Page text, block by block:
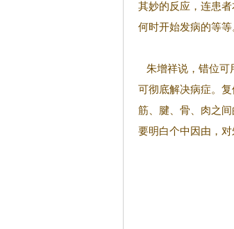
其妙的反应，连患
何时开始发病的等等
朱增祥说，错位可
可彻底解决病症。
筋、腱、骨、肉之
要明白个中因由，对